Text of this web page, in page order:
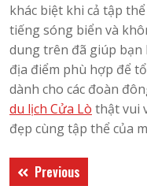
khác biệt khi cả tập
tiếng sóng biển và
dung trên đã giúp
địa điểm phù hợp để
dành cho các đoàn
du lịch Cửa Lò thật vui
đẹp cùng tập thể của
ĐiềuPrevious